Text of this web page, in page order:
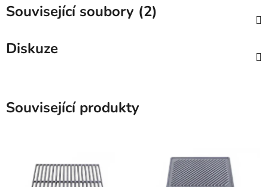
Související soubory (2)
Diskuze
Související produkty